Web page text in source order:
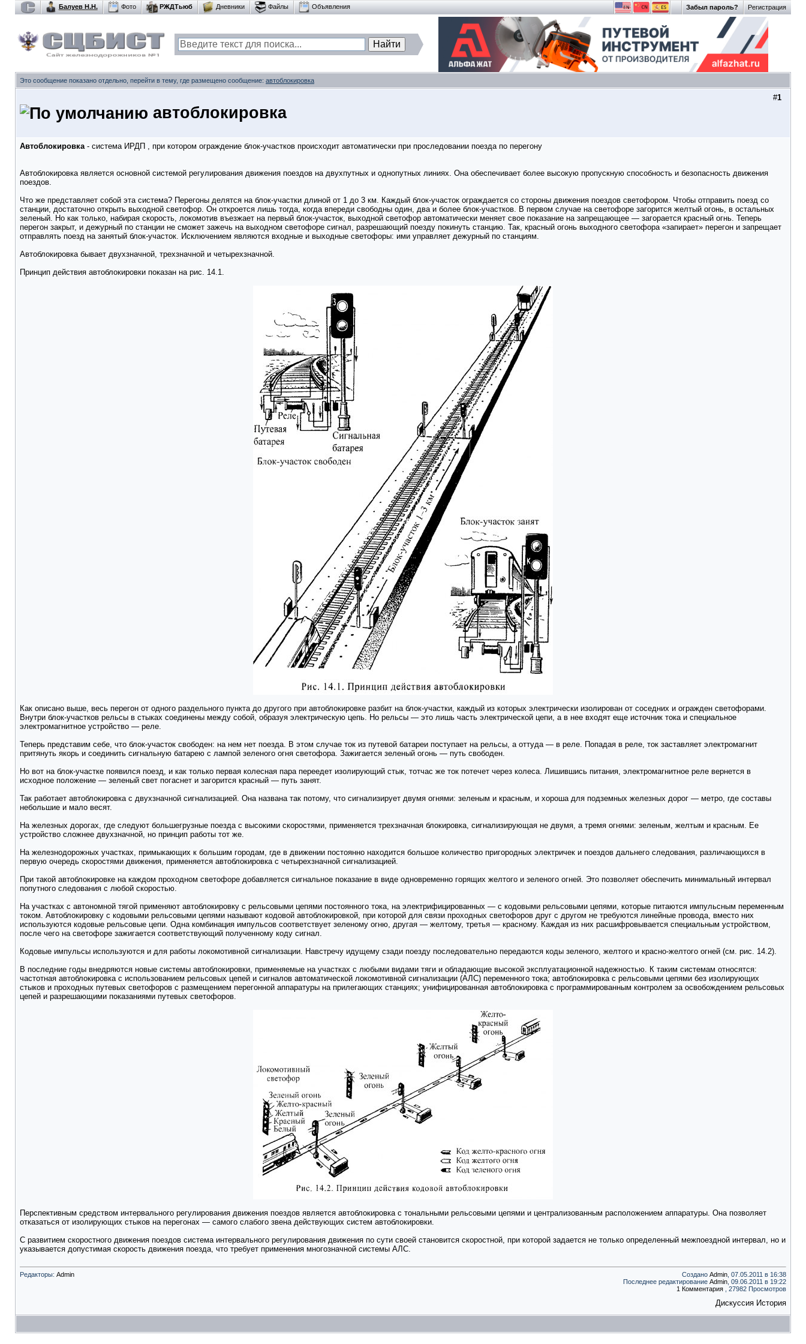
Регистрация
Забыл пароль?
Балуев Н.Н. Фото РЖДТьюб Дневники Файлы Объявления
Это сообщение показано отдельно, перейти в тему, где размещено сообщение: автоблокировка
#1
автоблокировка
Автоблокировка- система ИРДП , при котором ограждение блок-участков происходит автоматически при проследовании поезда по перегону
Автоблокировка является основной системой регулирования движения поездов на двухпутных и однопутных линиях. Она обеспечивает более высокую пропускную способность и безопасность движения
поездов.
Что же представляет собой эта система? Перегоны делятся на блок-участки длиной от 1 до 3 км. Каждый блок-участок ограждается со стороны движения поездов светофором. Чтобы отправить поезд со
станции, достаточно открыть выходной светофор. Он откроется лишь тогда, когда впереди свободны один, два и более блок-участков. В первом случае на светофоре загорится желтый огонь, в остальных
зеленый. Но как только, набирая скорость, локомотив въезжает на первый блок-участок, выходной светофор автоматически меняет свое показание на запрещающее — загорается красный огнь. Теперь
перегон закрыт, и дежурный по станции не сможет зажечь на выходном светофоре сигнал, разрешающий поезду покинуть станцию. Так, красный огонь выходного светофора «запирает» перегон и запрещает
отправлять поезд на занятый блок-участок. Исключением являются входные и выходные светофоры: ими управляет дежурный по станциям.
Автоблокировка бывает двухзначной, трехзначной и четырехзначной.
Принцип действия автоблокировки показан на рис. 14.1.
Как описано выше, весь перегон от одного раздельного пункта до другого при автоблокировке разбит на блок-участки, каждый из которых электрически изолирован от соседних и огражден светофорами.
Внутри блок-участков рельсы в стыках соединены между собой, образуя электрическую цепь. Но рельсы — это лишь часть электрической цепи, а в нее входят еще источник тока и специальное
электромагнитное устройство — реле.
Теперь представим себе, что блок-участок свободен: на нем нет поезда. В этом случае ток из путевой батареи поступает на рельсы, а оттуда — в реле. Попадая в реле, ток заставляет электромагнит
притянуть якорь и соединить сигнальную батарею с лампой зеленого огня светофора. Зажигается зеленый огонь — путь свободен.
Но вот на блок-участке появился поезд, и как только первая колесная пара переедет изолирующий стык, тотчас же ток потечет через колеса. Лишившись питания, электромагнитное реле вернется в
исходное положение — зеленый свет погаснет и загорится красный — путь занят.
Так работает автоблокировка с двухзначной сигнализацией. Она названа так потому, что сигнализирует двумя огнями: зеленым и красным, и хороша для подземных железных дорог — метро, где составы
небольшие и мало весят.
На железных дорогах, где следуют большегрузные поезда с высокими скоростями, применяется трехзначная блокировка, сигнализирующая не двумя, а тремя огнями: зеленым, желтым и красным. Ее
устройство сложнее двухзначной, но принцип работы тот же.
На железнодорожных участках, примыкающих к большим городам, где в движении постоянно находится большое количество пригородных электричек и поездов дальнего следования, различающихся в
первую очередь скоростями движения, применяется автоблокировка с четырехзначной сигнализацией.
При такой автоблокировке на каждом проходном светофоре добавляется сигнальное показание в виде одновременно горящих желтого и зеленого огней. Это позволяет обеспечить минимальный интервал
попутного следования с любой скоростью.
На участках с автономной тягой применяют автоблокировку с рельсовыми цепями постоянного тока, на электрифицированных — с кодовыми рельсовыми цепями, которые питаются импульсным переменным
током. Автоблокировку с кодовыми рельсовыми цепями называют кодовой автоблокировкой, при которой для связи проходных светофоров друг с другом не требуются линейные провода, вместо них
используются кодовые рельсовые цепи. Одна комбинация импульсов соответствует зеленому огню, другая — желтому, третья — красному. Каждая из них расшифровывается специальным устройством,
после чего на светофоре зажигается соответствующий полученному коду сигнал.
Кодовые импульсы используются и для работы локомотивной сигнализации. Навстречу идущему сзади поезду последовательно передаются коды зеленого, желтого и красно-желтого огней (см. рис. 14.2).
В последние годы внедряются новые системы автоблокировки, применяемые на участках с любыми видами тяги и обладающие высокой эксплуатационной надежностью. К таким системам относятся:
частотная автоблокировка с использованием рельсовых цепей и сигналов автоматической локомотивной сигнализации (AЛC) переменного тока; автоблокировка с рельсовыми цепями без изолирующих
стыков и проходных путевых светофоров с размещением перегонной аппаратуры на прилегающих станциях; унифицированная автоблокировка с программированным контролем за освобождением рельсовых
цепей и разрешающими показаниями путевых светофоров.
Перспективным средством интервального регулирования движения поездов является автоблокировка с тональными рельсовыми цепями и централизованным расположением аппаратуры. Она позволяет
отказаться от изолирующих стыков на перегонах — самого слабого звена действующих систем автоблокировки.
С развитием скоростного движения поездов система интервального регулирования движения по сути своей становится скоростной, при которой задается не только определенный межпоездной интервал, но и
указывается допустимая скорость движения поезда, что требует применения многозначной системы АЛС.
Редакторы: Admin Создано Admin , 07.05.2011 в 16:38
Последнее редактирование Admin , 09.06.2011 в 19:22
1 Комментария , 27982 Просмотров
Дискуссия История